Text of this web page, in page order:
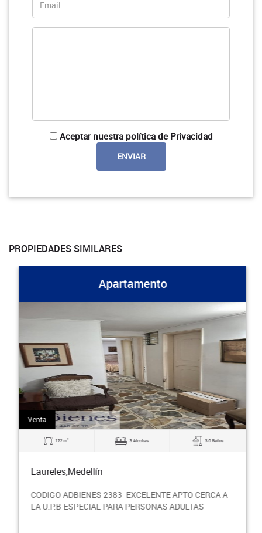
Aceptar nuestra política de Privacidad
PROPIEDADES SIMILARES
Apartamento
Venta
122 m2 3 Alcobas 3.0 Baños
Laureles,Medellín
CODIGO ADBIENES 2383- EXCELENTE APTO CERCA A
LA U.P.B-ESPECIAL PARA PERSONAS ADULTAS-